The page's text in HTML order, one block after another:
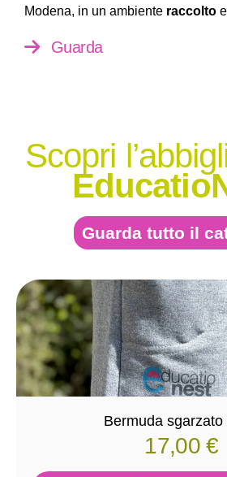
Modena, in un ambiente raccolto e
Guarda
Scopri
Guarda tutto il
Bermuda sgarzato
17,00€